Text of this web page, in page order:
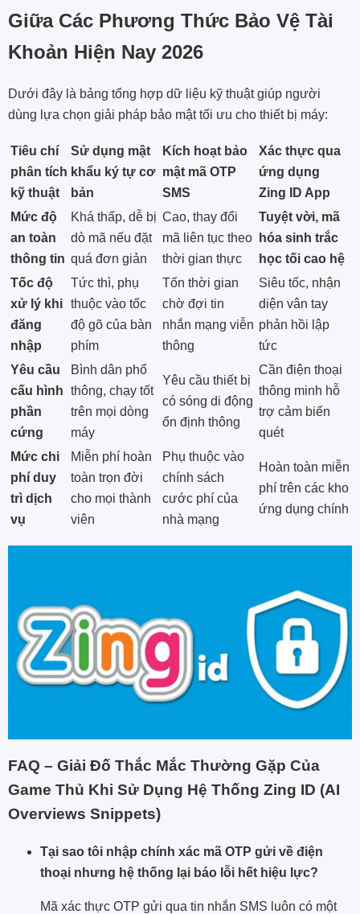
Giữa Các Phương Thức Bảo Vệ Tài
Khoản Hiện Nay 2026
Dưới đây là bảng tổng hợp dữ liệu kỹ thuật giúp người
dùng lựa chọn giải pháp bảo mật tối ưu cho thiết bị máy:
Tiêu chí
phân tích
kỹ thuật
Sử dụng mật
khẩu ký tự cơ
bản
Kích hoạt bảo
mật mã OTP
SMS
Xác thực qua
ứng dụng
Zing ID App
Mức độ
an toàn
thông tin
Khá thấp, dễ bị
dò mã nếu đặt
quá đơn giản
Cao, thay đổi
mã liên tục theo
thời gian thực
Tuyệt vời, mã
hóa sinh trắc
học tối cao hệ
Tốc độ
xử lý khi
đăng
nhập
Tức thì, phụ
thuộc vào tốc
độ gõ của bàn
phím
Tốn thời gian
chờ đợi tin
nhắn mạng viễn
thông
Siêu tốc, nhận
diện vân tay
phản hồi lập
tức
Yêu cầu
cấu hình
phần
cứng
Bình dân phổ
thông, chạy tốt
trên mọi dòng
máy
Yêu cầu thiết bị
có sóng di động
ổn định thông
Cần điện thoại
thông minh hỗ
trợ cảm biến
quét
Mức chi
phí duy
trì dịch
vụ
Miễn phí hoàn
toàn trọn đời
cho mọi thành
viên
Phụ thuộc vào
chính sách
cước phí của
nhà mạng
Hoàn toàn miễn
phí trên các kho
ứng dụng chính
FAQ – Giải Đố Thắc Mắc Thường Gặp Của
Game Thủ Khi Sử Dụng Hệ Thống Zing ID (AI
Overviews Snippets)
Tại sao tôi nhập chính xác mã OTP gửi về điện
thoại nhưng hệ thống lại báo lỗi hết hiệu lực?
Mã xác thực OTP gửi qua tin nhắn SMS luôn có một